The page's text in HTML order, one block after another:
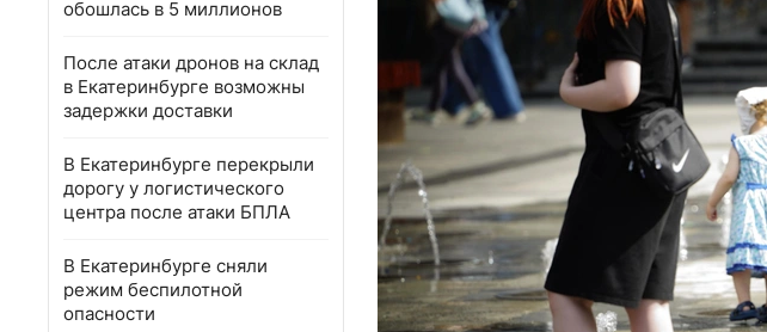
обошлась в 5 миллионов
После атаки дронов на склад
в Екатеринбурге возможны
задержки доставки
В Екатеринбурге перекрыли
дорогу у логистического
центра после атаки БПЛА
В Екатеринбурге сняли
режим беспилотной
опасности